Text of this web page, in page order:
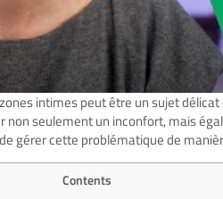
intimes peut être un sujet
non seulement un inconfort, mais
gérer cette problématique de
Contents